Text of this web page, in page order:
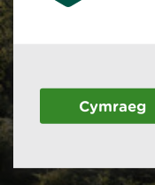
Cymraeg